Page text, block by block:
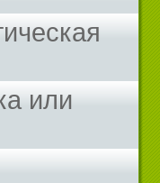
или